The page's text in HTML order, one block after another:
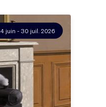
4 juin - 30 juil. 2026